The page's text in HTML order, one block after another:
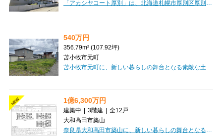
540万円
356.79m² (107.92坪)
苫小牧市元町
NEW 1億6,300万円
建築中 | 3階建 | 全12戸
大和高田市築山